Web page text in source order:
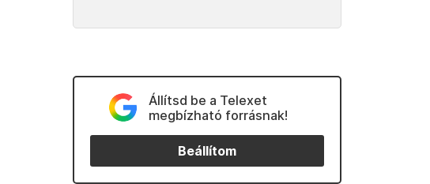
Állítsd be a Telexet
megbízható forrásnak!
Beállítom